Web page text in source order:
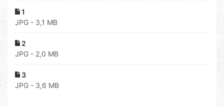
1
JPG - 3,1 MB
2
JPG - 2,0 MB
3
JPG - 3,6 MB